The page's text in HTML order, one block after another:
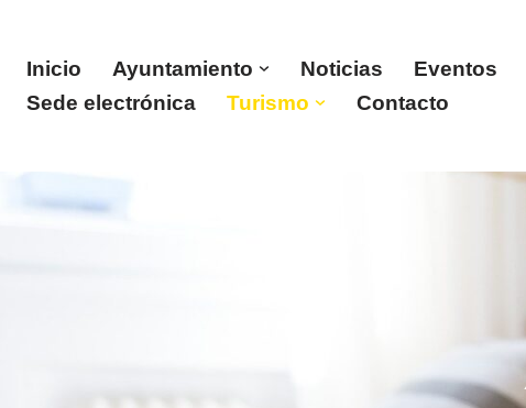
Saltar
Inicio Ayuntamiento Noticias
Eventos
Sede electrónica
Turismo Contacto